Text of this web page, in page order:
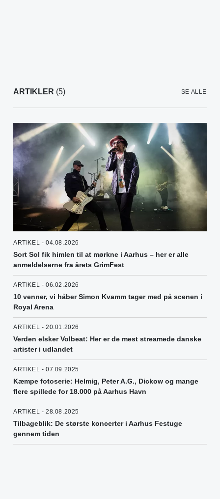
ARTIKLER (5) SE ALLE
ARTIKEL - 04.08.2026
Sort Sol fik himlen til at mørkne i Aarhus – her er alle
anmeldelserne fra årets GrimFest
ARTIKEL - 06.02.2026
10 venner, vi håber Simon Kvamm tager med på scenen i
Royal Arena
ARTIKEL - 20.01.2026
Verden elsker Volbeat: Her er de mest streamede danske
artister i udlandet
ARTIKEL - 07.09.2025
Kæmpe fotoserie: Helmig, Peter A.G., Dickow og mange
flere spillede for 18.000 på Aarhus Havn
ARTIKEL - 28.08.2025
Tilbageblik: De største koncerter i Aarhus Festuge
gennem tiden